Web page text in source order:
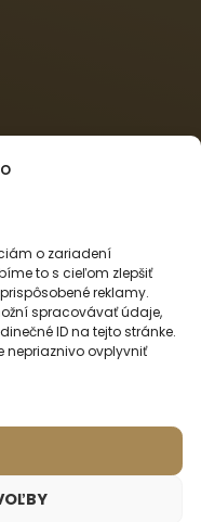
o zariadení
to s cieľom zlepšiť
reklamy.
spracovávať údaje,
ID na tejto stránke.
nepriaznivo ovplyvniť